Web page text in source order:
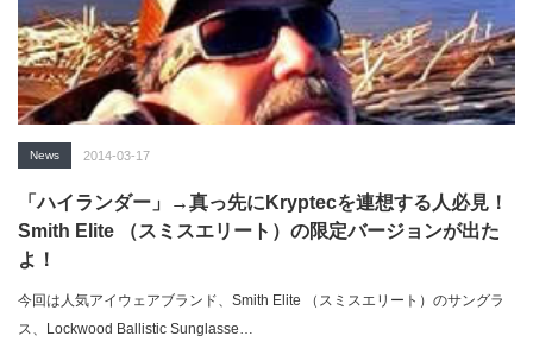
News 2014-03-17
「ハイランダー」→真っ先にKryptecを連想する人必見！
Smith Elite （スミスエリート）の限定バージョンが出た
よ！
今回は人気アイウェアブランド、Smith Elite （スミスエリート）のサングラ
ス、Lockwood Ballistic Sunglasse…